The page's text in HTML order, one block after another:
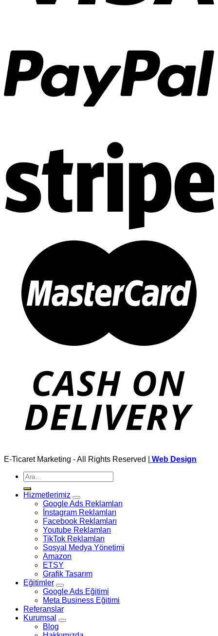
E-Ticaret Marketing - All Rights Reserved |
Web Design
Ara:
Hizmetlerimiz
Google Ads Reklamları
İnstagram Reklamları
Facebook Reklamları
Youtube Reklamları
TikTok Reklamları
Sosyal Medya Yönetimi
Amazon
ETSY
Grafik Tasarım
Eğitimler
Google Ads Eğitimi
Meta Business Eğitimi
Referanslar
Kurumsal
Blog